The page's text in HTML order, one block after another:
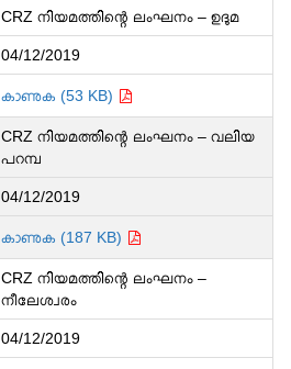
CRZ നിയമത്തിന്റെ ലംഘനം – ഉദുമ
04/12/2019
കാണുക (53 KB)
CRZ നിയമത്തിന്റെ ലംഘനം – വലിയ
പറമ്പ
04/12/2019
കാണുക (187 KB)
CRZ നിയമത്തിന്റെ ലംഘനം –
നീലേശ്വരം
04/12/2019